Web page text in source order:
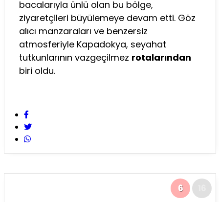
bacalarıyla ünlü olan bu bölge,
ziyaretçileri büyülemeye devam etti. Göz
alıcı manzaraları ve benzersiz
atmosferiyle Kapadokya, seyahat
tutkunlarının vazgeçilmez rotalarından
biri oldu.
6